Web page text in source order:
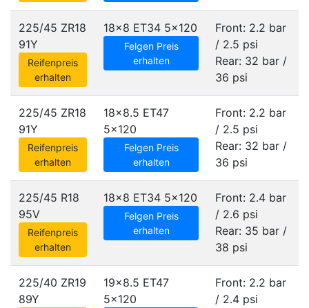
225/45 ZR18
91Y
Reifenpreis
erhalten
18x8 ET34 5x120
Felgen Preis
erhalten
Front: 2.2 bar
/ 2.5 psi
Rear: 32 bar /
36 psi
225/45 ZR18
91Y
Reifenpreis
erhalten
18x8.5 ET47
5x120
Felgen Preis
erhalten
Front: 2.2 bar
/ 2.5 psi
Rear: 32 bar /
36 psi
225/45 R18
95V
Reifenpreis
erhalten
18x8 ET34 5x120
Felgen Preis
erhalten
Front: 2.4 bar
/ 2.6 psi
Rear: 35 bar /
38 psi
225/40 ZR19
89Y
19x8.5 ET47
5x120
Front: 2.2 bar
/ 2.4 psi